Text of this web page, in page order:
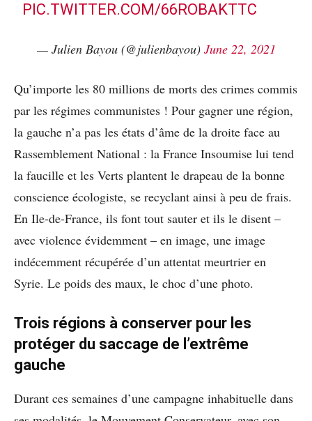
PIC.TWITTER.COM/66ROBAKTTC
— Julien Bayou (@julienbayou) June 22, 2021
Qu’importe les 80 millions de morts des crimes commis
par les régimes communistes ! Pour gagner une région,
la gauche n’a pas les états d’âme de la droite face au
Rassemblement National : la France Insoumise lui tend
la faucille et les Verts plantent le drapeau de la bonne
conscience écologiste, se recyclant ainsi à peu de frais.
En Ile-de-France, ils font tout sauter et ils le disent –
avec violence évidemment – en image, une image
indécemment récupérée d’un attentat meurtrier en
Syrie. Le poids des maux, le choc d’une photo.
Trois régions à conserver pour les
protéger du saccage de l’extrême
gauche
Durant ces semaines d’une campagne inhabituelle dans